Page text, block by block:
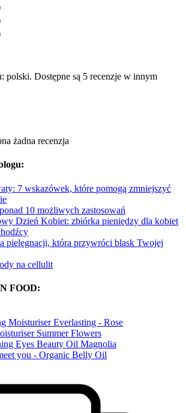
polski. Dostępne są 5 recenzje w innym
żadna recenzja
7 wskazówek, które pomogą zmniejszyć
10 możliwych zastosowań
Dzień Kobiet: zbiórka pieniędzy dla kobiet
pielęgnacji, która przywróci blask Twojej
na cellulit
FOOD:
Moisturiser Everlasting - Rose
Summer Flowers
Eyes Beauty Oil Magnolia
you - Organic Belly Oil